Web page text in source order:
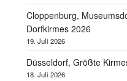
Cloppenburg,
Dorfkirmes 2026
19. Juli 2026
Düsseldorf, Größte
18. Juli 2026